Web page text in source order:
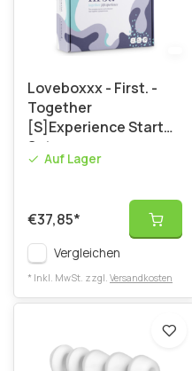
Loveboxxx - First. -
Together
[S]Experience Starter
Set
Auf Lager
€37,85*
Vergleichen
* Inkl. MwSt. zzgl. Versandkosten